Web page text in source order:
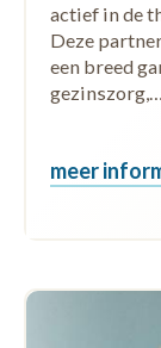
actief in de
Deze
een breed
gezinszorg,…
meer